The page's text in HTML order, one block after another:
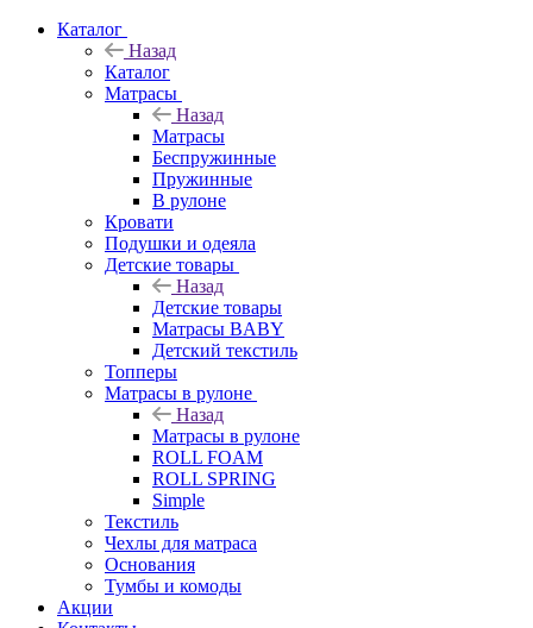
Каталог
Назад
Каталог
Матрасы
Назад
Матрасы
Беспружинные
Пружинные
В рулоне
Кровати
Подушки и одеяла
Детские товары
Назад
Детские товары
Матрасы BABY
Детский текстиль
Топперы
Матрасы в рулоне
Назад
Матрасы в рулоне
ROLL FOAM
ROLL SPRING
Simple
Текстиль
Чехлы для матраса
Основания
Тумбы и комоды
Акции